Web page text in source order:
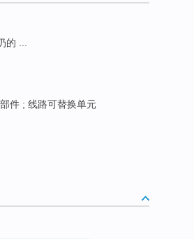
...
件 ; 线路可替换单元